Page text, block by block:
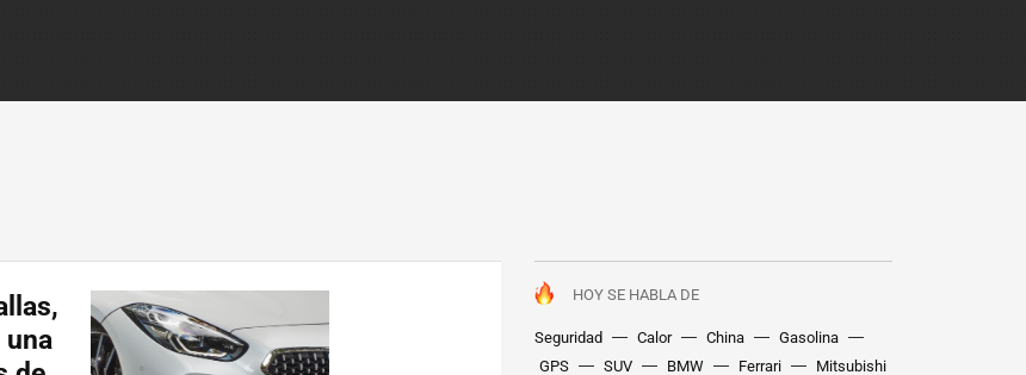
HOY SE HABLA DE
Seguridad Calor China
Gasolina
GPS
SUV BMW Ferrari
Mitsubishi
una